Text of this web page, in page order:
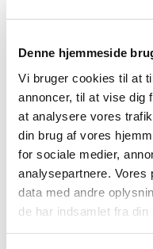
Denne hjemmeside
Vi bruger cookies til at
annoncer, til at vise dig
at analysere vores
din brug af vores
for sociale medier,
analysepartnere. Vores
data med andre
de har indsamlet fra din
g
e
t
r
i
k
Læs
mere
d
a
g
s
M
A
D
Læs
mere